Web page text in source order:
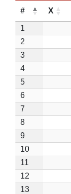
# X
1
2
3
4
5
6
7
8
9
10
11
12
13